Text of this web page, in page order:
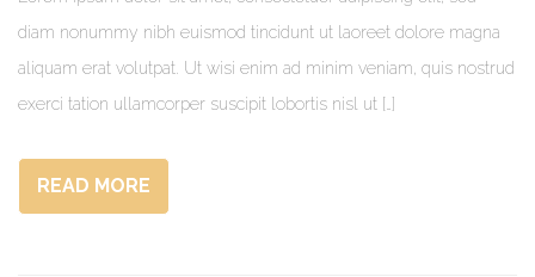
diam nonummy nibh euismod tincidunt ut laoreet dolore magna
aliquam erat volutpat. Ut wisi enim ad minim veniam, quis nostrud
exerci tation ullamcorper suscipit lobortis nisl ut […]
READ MORE